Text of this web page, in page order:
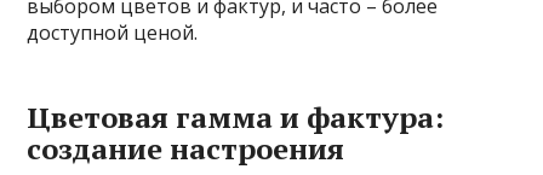
выбором цветов и фактур, и часто – более
доступной ценой.
Цветовая гамма и фактура:
создание настроения